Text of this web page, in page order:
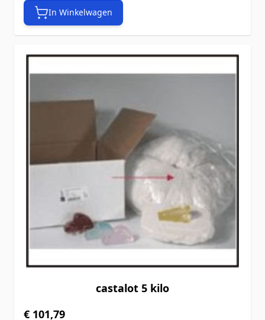
In Winkelwagen
castalot 5 kilo
€ 101,79